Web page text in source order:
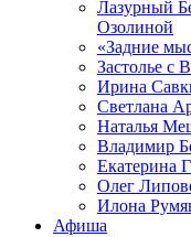
Лазурный
Озолиной
«Задние
Застолье с
Ирина
Светлана
Наталья
Владимир
Екатерина
Олег
Илона
Афиша